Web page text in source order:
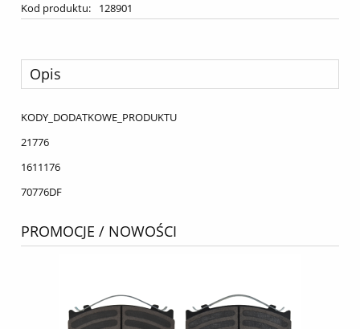
Kod produktu:
128901
Opis
KODY_DODATKOWE_PRODUKTU
21776
1611176
70776DF
PROMOCJE / NOWOŚCI